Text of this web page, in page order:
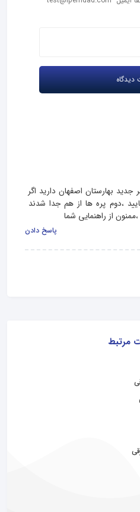
مرتبط
جدید بهارستان اصفهان دارید اگر
،دوم پره ها از هم جدا شدند
از راهنمایی شما
پاسخ دادن